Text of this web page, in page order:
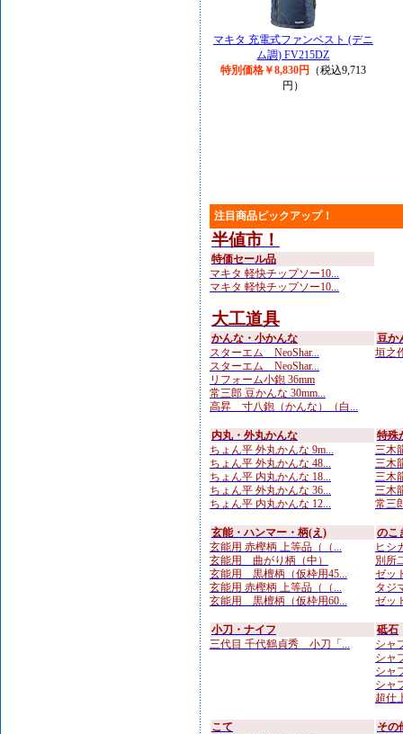
マキタ 充電式ファンベスト (デニ
ム調) FV215DZ
特別価格￥8,830円
（税込9,713
円）
注目商品ピックアップ！
半値市！
特価セール品
マキタ 軽快チップソー10...
マキタ 軽快チップソー10...
大工道具
かんな・小かんな
スターエム NeoShar...
スターエム NeoShar...
リフォーム小鉋 36mm
常三郎 豆かんな 30mm...
高昇 寸八鉋（かんな）（白...
豆か
垣之
内丸・外丸かんな
ちょん平 外丸かんな 9m...
ちょん平 外丸かんな 48...
ちょん平 内丸かんな 18...
ちょん平 外丸かんな 36...
ちょん平 内丸かんな 12...
特殊
三木
三木
三木
三木
常三
玄能・ハンマー・柄(え)
玄能用 赤樫柄 上等品（（...
玄能用 曲がり柄（中）
玄能用 黒檀柄（仮枠用45...
玄能用 赤樫柄 上等品（（...
玄能用 黒檀柄（仮枠用60...
のこ
ヒシ
別所
ゼッ
タジ
ゼッ
小刀・ナイフ
三代目 千代鶴貞秀 小刀「...
砥石
シャ
シャ
シャ
シャ
超仕
こて
その